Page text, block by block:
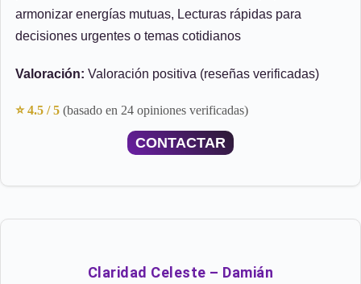
armonizar energías mutuas, Lecturas rápidas para
decisiones urgentes o temas cotidianos
Valoración: Valoración positiva (reseñas verificadas)
⭐ 4.5 / 5 (basado en 24 opiniones verificadas)
CONTACTAR
Claridad Celeste – Damián